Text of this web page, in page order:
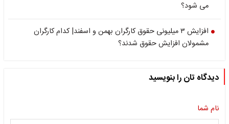
می شود؟
افزایش ۳ میلیونی حقوق کارگران بهمن و اسفند| کدام کارگران
مشمولان افزایش حقوق شدند؟
دیدگاه تان را بنویسید
نام شما